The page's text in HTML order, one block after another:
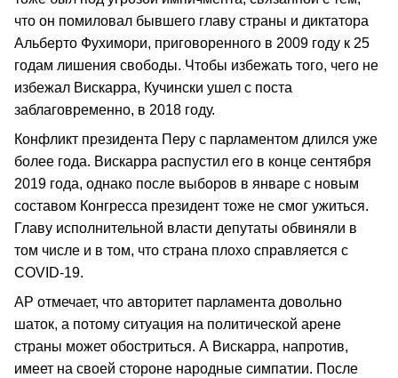
что он помиловал бывшего главу страны и диктатора
Альберто Фухимори, приговоренного в 2009 году к 25
годам лишения свободы. Чтобы избежать того, чего не
избежал Вискарра, Кучински ушел с поста
заблаговременно, в 2018 году.
Конфликт президента Перу с парламентом длился уже
более года. Вискарра распустил его в конце сентября
2019 года, однако после выборов в январе с новым
составом Конгресса президент тоже не смог ужиться.
Главу исполнительной власти депутаты обвиняли в
том числе и в том, что страна плохо справляется с
COVID-19.
AP отмечает, что авторитет парламента довольно
шаток, а потому ситуация на политической арене
страны может обостриться. А Вискарра, напротив,
имеет на своей стороне народные симпатии. После